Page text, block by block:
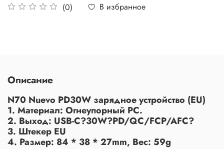
(0) В избранное
Описание
N70 Nuevo PD30W зарядное устройство (EU)
1. Материал: Огнеупорный РС.
2. Выход: USB-C?30W?PD/QC/FCP/AFC?
3. Штекер EU
4. Размер: 84 * 38 * 27mm, Вес: 59g